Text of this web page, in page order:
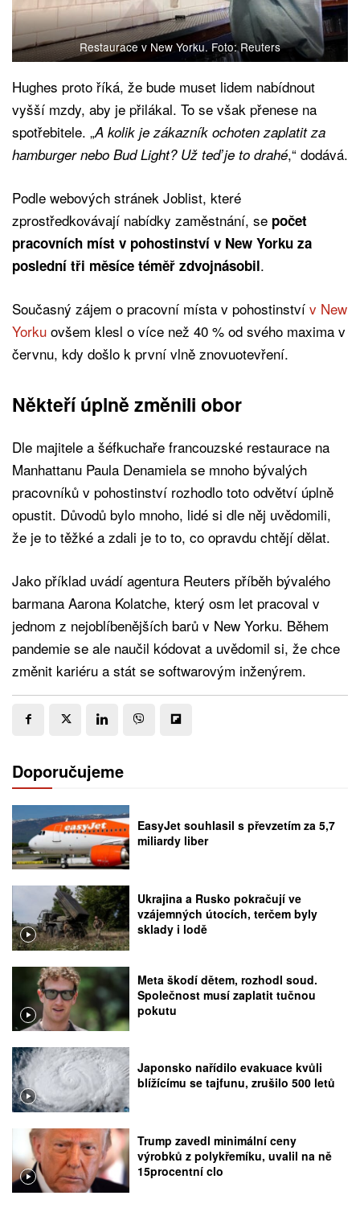
Restaurace v New Yorku. Foto: Reuters
Hughes proto říká, že bude muset lidem nabídnout
vyšší mzdy, aby je přilákal. To se však přenese na
spotřebitele. „A kolik je zákazník ochoten zaplatit za
hamburger nebo Bud Light? Už teď je to drahé,“ dodává.
Podle webových stránek Joblist, které
zprostředkovávají nabídky zaměstnání, se počet
pracovních míst v pohostinství v New Yorku za
poslední tři měsíce téměř zdvojnásobil.
Současný zájem o pracovní místa v pohostinství v New
Yorku ovšem klesl o více než 40 % od svého maxima v
červnu, kdy došlo k první vlně znovuotevření.
Někteří úplně změnili obor
Dle majitele a šéfkuchaře francouzské restaurace na
Manhattanu Paula Denamiela se mnoho bývalých
pracovníků v pohostinství rozhodlo toto odvětví úplně
opustit. Důvodů bylo mnoho, lidé si dle něj uvědomili,
že je to těžké a zdali je to to, co opravdu chtějí dělat.
Jako příklad uvádí agentura Reuters příběh bývalého
barmana Aarona Kolatche, který osm let pracoval v
jednom z nejoblíbenějších barů v New Yorku. Během
pandemie se ale naučil kódovat a uvědomil si, že chce
změnit kariéru a stát se softwarovým inženýrem.
Doporučujeme
EasyJet souhlasil s převzetím za 5,7
miliardy liber
Ukrajina a Rusko pokračují ve
vzájemných útocích, terčem byly
sklady i lodě
Meta škodí dětem, rozhodl soud.
Společnost musí zaplatit tučnou
pokutu
Japonsko nařídilo evakuace kvůli
blížícímu se tajfunu, zrušilo 500 letů
Trump zavedl minimální ceny
výrobků z polykřemíku, uvalil na ně
15procentní clo